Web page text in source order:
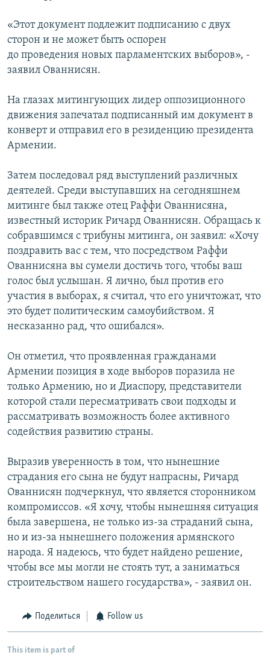
«Этот документ подлежит подписанию с двух
сторон и не может быть оспорен
до проведения новых парламентских выборов», -
заявил Ованнисян.
На глазах митингующих лидер оппозиционного
движения запечатал подписанный им документ в
конверт и отправил его в резиденцию президента
Армении.
Затем последовал ряд выступлений различных
деятелей. Среди выступавших на сегодняшнем
митинге был также отец Раффи Ованнисяна,
известный историк Ричард Ованнисян. Обращась к
собравшимся с трибуны митинга, он заявил: «Хочу
поздравить вас с тем, что посредством Раффи
Ованнисяна вы сумели достичь того, чтобы ваш
голос был услышан. Я лично, был против его
участия в выборах, я считал, что его уничтожат, что
это будет политическим самоубийством. Я
несказанно рад, что ошибался».
Он отметил, что проявленная гражданами
Армении позиция в ходе выборов поразила не
только Армению, но и Диаспору, представители
которой стали пересматривать свои подходы и
рассматривать возможность более активного
содействия развитию страны.
Выразив уверенность в том, что нынешние
страдания его сына не будут напрасны, Ричард
Ованнисян подчеркнул, что является сторонником
компромиссов. «Я хочу, чтобы нынешняя ситуация
была завершена, не только из-за страданий сына,
но и из-за нынешнего положения армянского
народа. Я надеюсь, что будет найдено решение,
чтобы все мы могли не стоять тут, а заниматься
строительством нашего государства», - заявил он.
Поделиться Follow us
This item is part of